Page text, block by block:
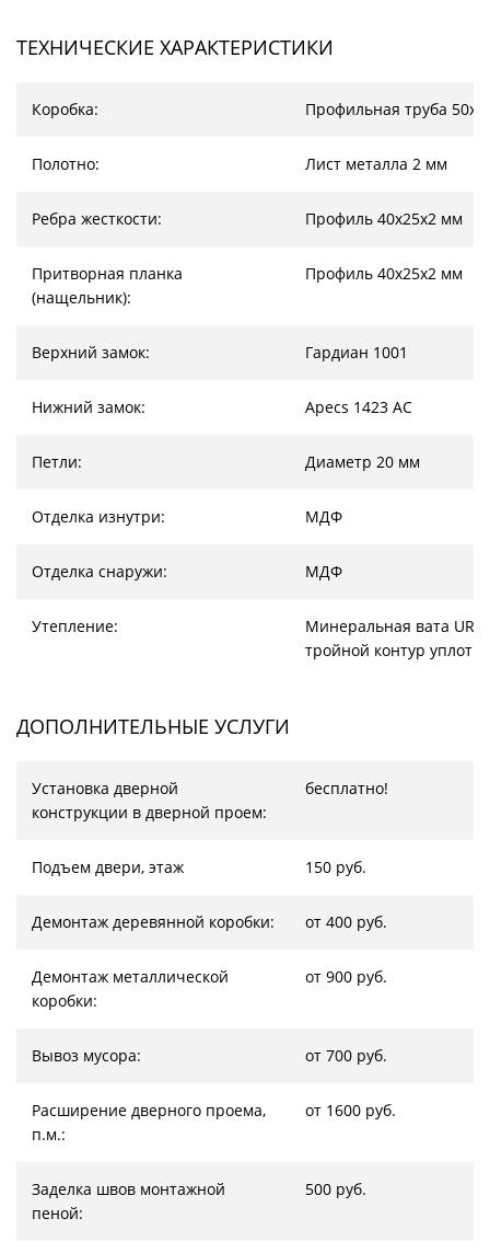
ТЕХНИЧЕСКИЕ ХАРАКТЕРИСТИКИ
Коробка: Профильная труба
Полотно: Лист металла 2 мм
Ребра жесткости: Профиль 40х25х2 мм
Притворная планка
(нащельник):
Профиль 40х25х2 мм
Верхний замок: Гардиан 1001
Нижний замок: Apecs 1423 AC
Петли: Диаметр 20 мм
Отделка изнутри: МДФ
Отделка снаружи: МДФ
Утепление:
Минеральная вата
тройной контур
ДОПОЛНИТЕЛЬНЫЕ УСЛУГИ
Установка дверной
конструкции в дверной проем:
бесплатно!
Подъем двери, этаж 150 руб.
Демонтаж деревянной коробки: от 400 руб.
Демонтаж металлической
коробки:
от 900 руб.
Вывоз мусора: от 700 руб.
Расширение дверного проема,
п.м.:
от 1600 руб.
Заделка швов монтажной
пеной:
500 руб.